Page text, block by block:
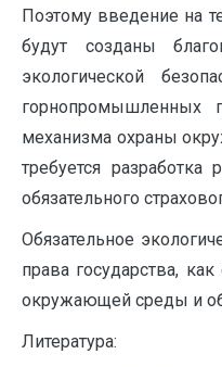
Поэтому введение на
будут созданы
экологической
горнопромышленных
механизма охраны
требуется
обязательного
Обязательное
права государства,
окружающей среды и
Литература: